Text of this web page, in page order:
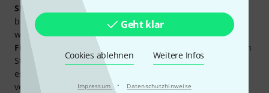
Geht klar
Cookies ablehnen Weitere Infos
Impressum · Datenschutzhinweise
Slider aus Glas werden auch als
bezeichnet und sind bekannt für ihren weichen und
warmen Ton. Sie werden für das Slide-Spiel auf einen
Finger der Greifhandgesetzt und sind in unterschiedlichen
Stärken, Längen und Formen erhältlich. Bei Thomann gibt
es eine riesige Auswahl an Slidern und Bottlenecks in
verschiedenen Durchmessern, Längen und Formen.